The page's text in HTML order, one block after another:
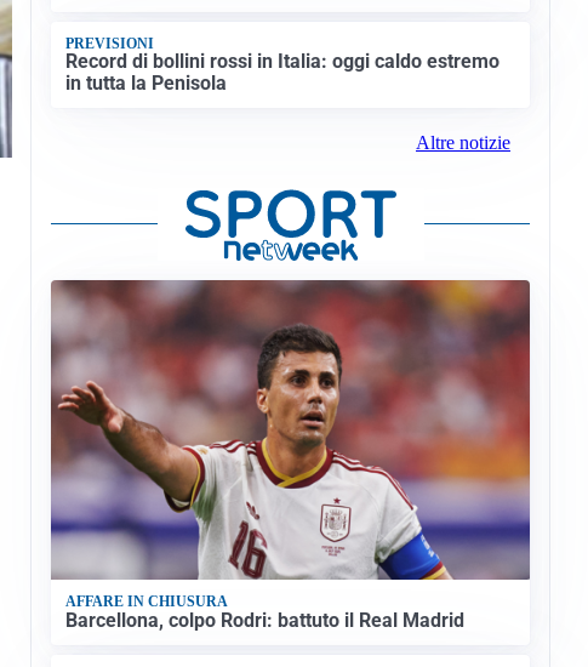
PREVISIONI
Record di bollini rossi in Italia: oggi caldo estremo
in tutta la Penisola
Altre notizie
AFFARE IN CHIUSURA
Barcellona, colpo Rodri: battuto il Real Madrid